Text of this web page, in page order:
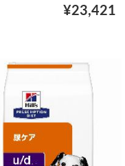
¥23,421